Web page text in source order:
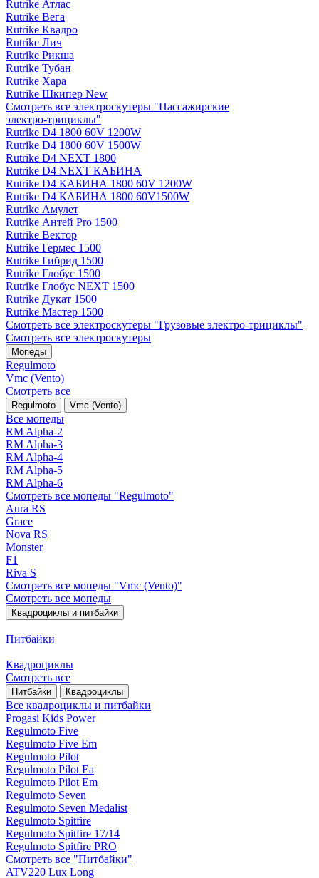
Rutrike Атлас
Rutrike Вега
Rutrike Квадро
Rutrike Лич
Rutrike Рикша
Rutrike Тубан
Rutrike Хара
Rutrike Шкипер New
Смотреть все электро­скутеры "Пассажирские
электро‑трициклы"
Rutrike D4 1800 60V 1200W
Rutrike D4 1800 60V 1500W
Rutrike D4 NEXT 1800
Rutrike D4 NEXT КАБИНА
Rutrike D4 КАБИНА 1800 60V 1200W
Rutrike D4 КАБИНА 1800 60V1500W
Rutrike Амулет
Rutrike Антей Pro 1500
Rutrike Вектор
Rutrike Гермес 1500
Rutrike Гибрид 1500
Rutrike Глобус 1500
Rutrike Глобус NEXT 1500
Rutrike Дукат 1500
Rutrike Мастер 1500
Смотреть все электро­скутеры "Грузовые электро‑трициклы"
Смотреть все электро­скутеры
Мопеды
Regulmoto
Vmc (Vento)
Смотреть все
Regulmoto Vmc (Vento)
Все мопеды
RM Alpha-2
RM Alpha-3
RM Alpha-4
RM Alpha-5
RM Alpha-6
Смотреть все мопеды "Regulmoto"
Aura RS
Grace
Nova RS
Monster
F1
Riva S
Смотреть все мопеды "Vmc (Vento)"
Смотреть все мопеды
Квадроциклы и питбайки
Питбайки
Квадроциклы
Смотреть все
Питбайки Квадроциклы
Все квадроциклы и питбайки
Progasi Kids Power
Regulmoto Five
Regulmoto Five Em
Regulmoto Pilot
Regulmoto Pilot Ea
Regulmoto Pilot Em
Regulmoto Seven
Regulmoto Seven Medalist
Regulmoto Spitfire
Regulmoto Spitfire 17/14
Regulmoto Spitfire PRO
Смотреть все "Питбайки"
ATV220 Lux Long